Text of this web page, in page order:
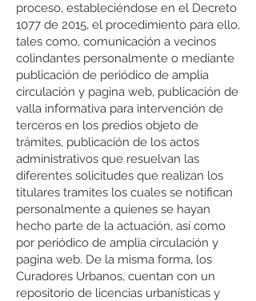
proceso, estableciéndose en el Decreto
1077 de 2015, el procedimiento para ello,
tales como, comunicación a vecinos
colindantes personalmente o mediante
publicación de periódico de amplia
circulación y pagina web, publicación de
valla informativa para intervención de
terceros en los predios objeto de
trámites, publicación de los actos
administrativos que resuelvan las
diferentes solicitudes que realizan los
titulares tramites los cuales se notifican
personalmente a quienes se hayan
hecho parte de la actuación, así como
por periódico de amplia circulación y
pagina web. De la misma forma, los
Curadores Urbanos, cuentan con un
repositorio de licencias urbanísticas y